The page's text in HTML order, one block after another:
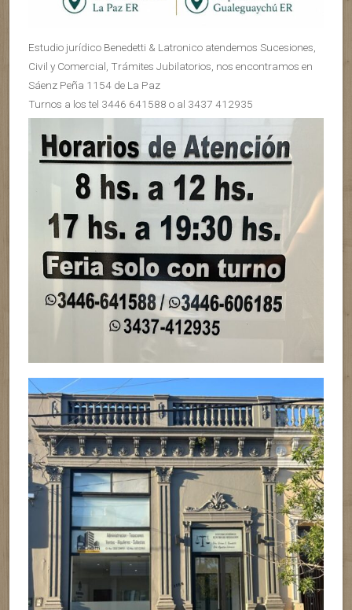
Estudio jurídico Benedetti & Latronico atendemos Sucesiones,
Civil y Comercial, Trámites Jubilatorios, nos encontramos en
Sáenz Peña 1154 de La Paz
Turnos a los tel 3446 641588 o al 3437 412935